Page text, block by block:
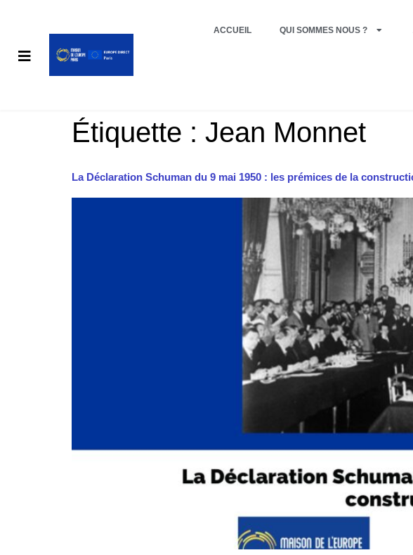
ACCUEIL QUI SOMMES NOUS ?
Étiquette : Jean Monnet
La Déclaration Schuman du 9 mai 1950 : les prémices de la